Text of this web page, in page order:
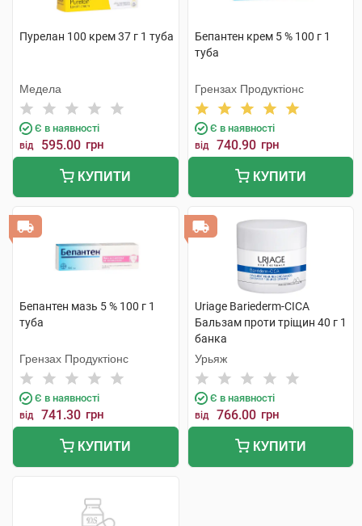
Пурелан 100 крем 37 г 1 туба
Медела
Є в наявності
від 595.00 грн
КУПИТИ
Бепантен крем 5 % 100 г 1
туба
Грензах Продуктіонс
Є в наявності
від 740.90 грн
КУПИТИ
Бепантен мазь 5 % 100 г 1
туба
Грензах Продуктіонс
Є в наявності
від 741.30 грн
КУПИТИ
Uriage Bariederm-CICA
Бальзам проти тріщин 40 г 1
банка
Урьяж
Є в наявності
від 766.00 грн
КУПИТИ